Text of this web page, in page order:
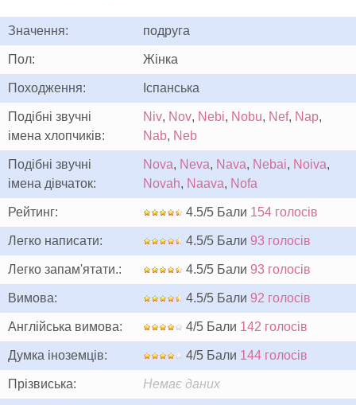
Значення: подруга
Пол: Жінка
Походження: Іспанська
Подібні звучні
імена хлопчиків:
Niv, Nov, Nebi, Nobu, Nef, Nap,
Nab, Neb
Подібні звучні
імена дівчаток:
Nova, Neva, Nava, Nebai, Noiva,
Novah, Naava, Nofa
Рейтинг: 4.5/5 Бали 154 голосів
Легко написати: 4.5/5 Бали 93 голосів
Легко запам'ятати.: 4.5/5 Бали 93 голосів
Вимова: 4.5/5 Бали 92 голосів
Англійська вимова: 4/5 Бали 142 голосів
Думка іноземців: 4/5 Бали 144 голосів
Прізвиська: Немає даних